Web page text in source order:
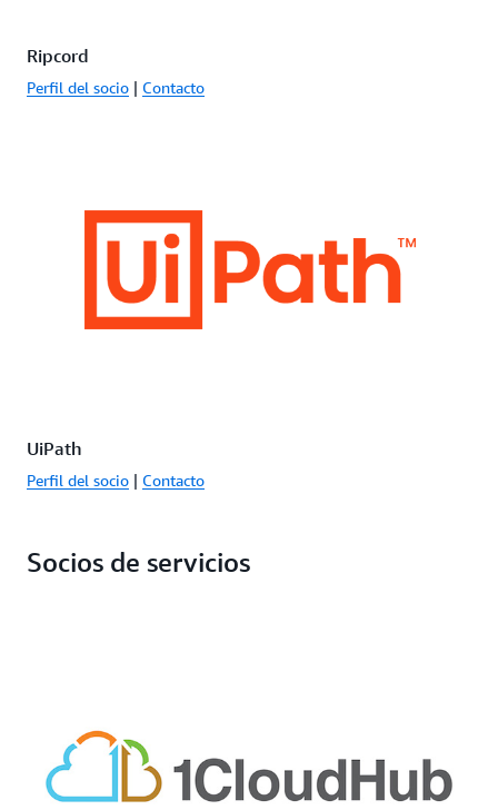
Ripcord
Perfil del socio | Contacto
UiPath
Perfil del socio | Contacto
Socios de servicios